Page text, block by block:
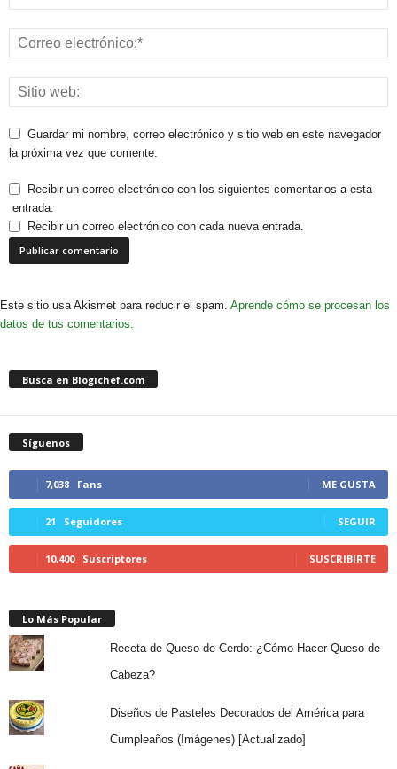
Guardar mi nombre, correo electrónico y sitio web en este navegador
la próxima vez que comente.
Recibir un correo electrónico con los siguientes comentarios a esta
entrada.
Recibir un correo electrónico con cada nueva entrada.
Este sitio usa Akismet para reducir el spam. Aprende cómo se procesan los
datos de tus comentarios.
Busca en Blogichef.com
Síguenos
7,038 Fans ME GUSTA
21 Seguidores SEGUIR
10,400 Suscriptores SUSCRIBIRTE
Lo Más Popular
Receta de Queso de Cerdo: ¿Cómo Hacer Queso de
Cabeza?
Diseños de Pasteles Decorados del América para
Cumpleaños (Imágenes) [Actualizado]